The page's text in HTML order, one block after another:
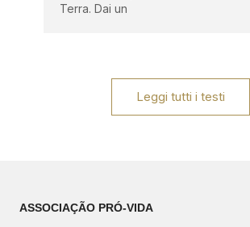
Terra. Dai un
Leggi tutti i testi
ASSOCIAÇÃO PRÓ-VIDA